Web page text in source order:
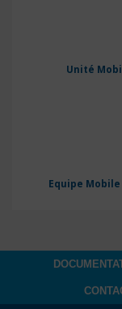
Unité
Equipe